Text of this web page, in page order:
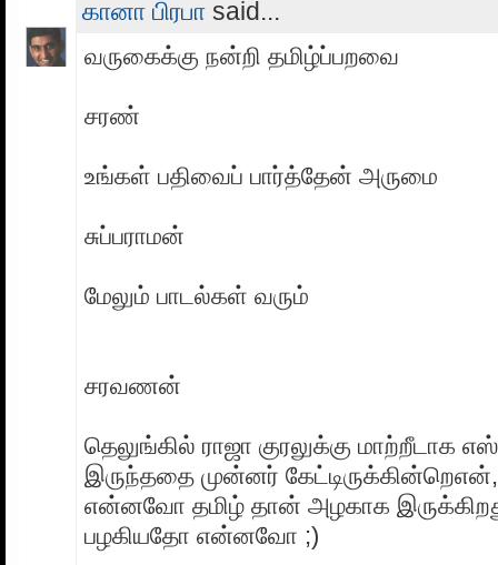
கானா பிரபா said...
வருகைக்கு நன்றி தமிழ்ப்பறவை
சரண்
உங்கள் பதிவைப் பார்த்தேன் அருமை
சுப்பராமன்
மேலும் பாடல்கள் வரும்
சரவணன்
தெலுங்கில் ராஜா குரலுக்கு மாற்றீடாக
இருந்ததை முன்னர்
என்னவோ தமிழ் தான் அழகாக
பழகியதோ என்னவோ ;)